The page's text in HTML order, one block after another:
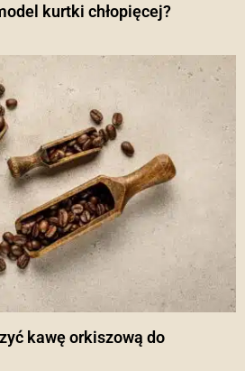
kurtki chłopięcej?
kawę orkiszową do